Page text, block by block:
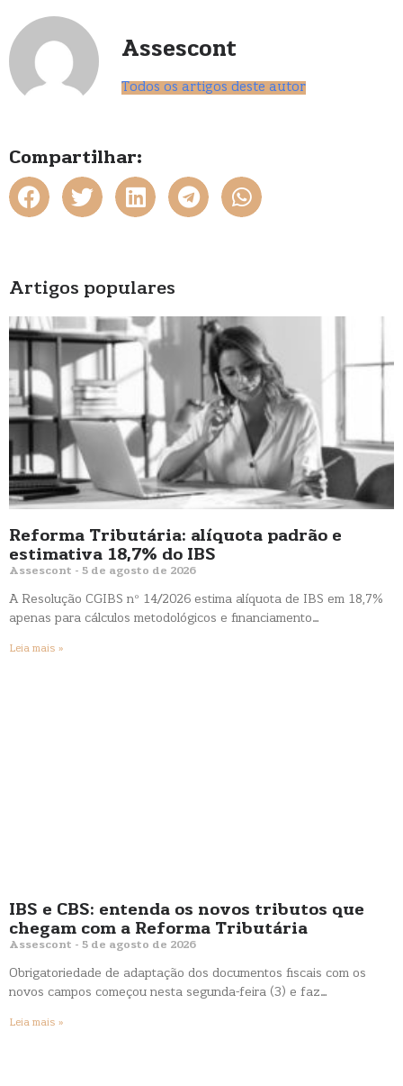
Assescont
Todos os artigos deste autor
Compartilhar:
Artigos populares
Reforma Tributária: alíquota padrão e
estimativa 18,7% do IBS
Assescont 5 de agosto de 2026
A Resolução CGIBS nº 14/2026 estima alíquota de IBS em 18,7%
apenas para cálculos metodológicos e financiamento…
Leia mais »
IBS e CBS: entenda os novos tributos que
chegam com a Reforma Tributária
Assescont 5 de agosto de 2026
Obrigatoriedade de adaptação dos documentos fiscais com os
novos campos começou nesta segunda-feira (3) e faz…
Leia mais »